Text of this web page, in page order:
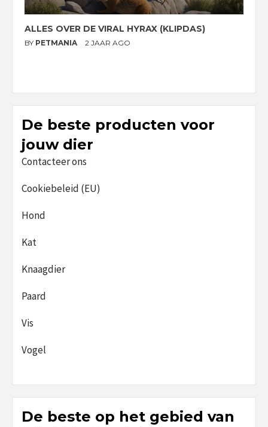
ALLES OVER DE VIRAL HYRAX (KLIPDAS)
BY PETMANIA 2 JAAR AGO
De beste producten voor
jouw dier
Contacteer ons
Cookiebeleid (EU)
Hond
Kat
Knaagdier
Paard
Vis
Vogel
De beste op het gebied van